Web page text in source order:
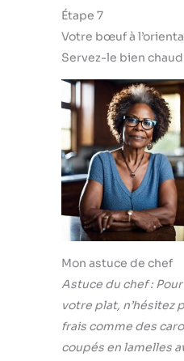
Étape 7
Votre bœuf à
Servez-le bien
Mon astuce de chef
Astuce du chef :
votre plat, n’hésitez
frais comme des
coupés en lamelles